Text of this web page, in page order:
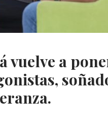
vuelve a